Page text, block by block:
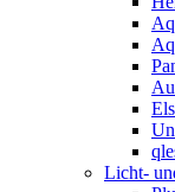
Licht-